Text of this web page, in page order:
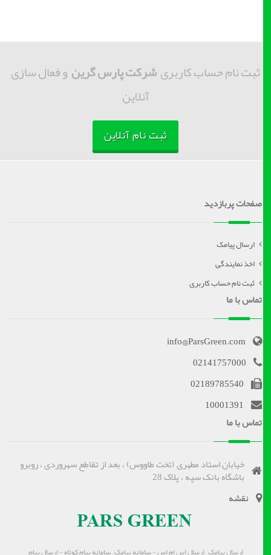
ثبت نام حساب کاربریشرکت پارس گرینو فعال سازی
آنلاین
ثبت نام آنلاین
صفحات پربازدید
ارسال پیامک
اخذ نمایندگی
ثبت نام حساب کاربری
تماس با ما
info@ParsGreen.com
02141757000
02189785540
10001391
تماس با ما
خیابان استاد مطهری (تخت طاووس) ، بعد از تقاطع سهروردی ، روبرو
باشگاه بانک سپه ، پلاک 28
نقشه
ارسال پیامک – ارسال اس ام اس - سامانه پیامک – سامانه پیام کوتاه - ارسال پیام